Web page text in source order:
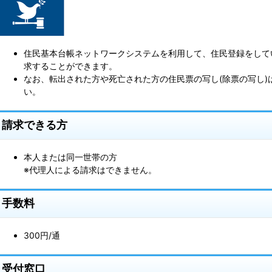
住民基本台帳ネットワークシステムを利用して、住民登録をし
求することができます。
なお、転出された方や死亡された方の住民票の写し(除票の写し
い。
請求できる方
本人または同一世帯の方
※代理人による請求はできません。
手数料
300円/通
受付窓口